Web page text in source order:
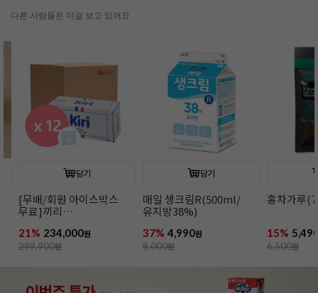
다른 사람들은 이걸 보고 있어요
담기
[무배/회원 아이스박스
무료]끼리
크림치즈1kgx12개
21% 234,000원
299,900원
담기
매일 생크림R(500ml/
유지방38%)
37% 4,990원
8,000원
홍차가루
15% 5,490원
6,500원